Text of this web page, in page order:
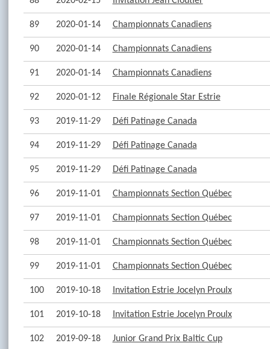
89 2020-01-14 Championnats Canadiens
90 2020-01-14 Championnats Canadiens
91 2020-01-14 Championnats Canadiens
92 2020-01-12 Finale Régionale Star Estrie
93 2019-11-29 Défi Patinage Canada
94 2019-11-29 Défi Patinage Canada
95 2019-11-29 Défi Patinage Canada
96 2019-11-01 Championnats Section Québec
97 2019-11-01 Championnats Section Québec
98 2019-11-01 Championnats Section Québec
99 2019-11-01 Championnats Section Québec
100 2019-10-18 Invitation Estrie Jocelyn Proulx
101 2019-10-18 Invitation Estrie Jocelyn Proulx
102 2019-09-18 Junior Grand Prix Baltic Cup